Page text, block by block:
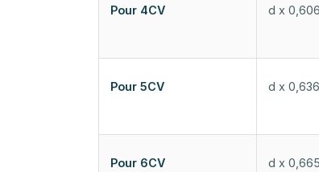
Pour 4CV d x 0,606
Pour 5CV d x 0,636
Pour 6CV d x 0,665